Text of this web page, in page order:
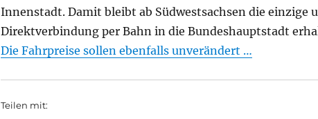
Innenstadt. Damit bleibt ab Südwestsachsen die einzige
Direktverbindung per Bahn in die Bundeshauptstadt
Die Fahrpreise sollen ebenfalls unverändert …
Teilen mit: